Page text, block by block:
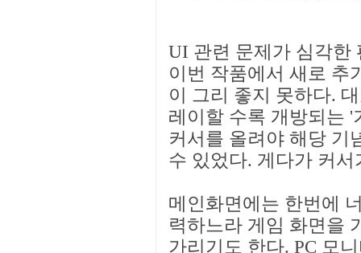
UI 관련 문제가 심각한
이번 작품에서 새로 추
이 그리 좋지 못하다.
레이할 수록 개방되는
커서를 올려야 해당 기
수 있었다. 게다가 커
메인화면에는 한번에
력하느라 게임 화면을
가리기도 한다. PC 모